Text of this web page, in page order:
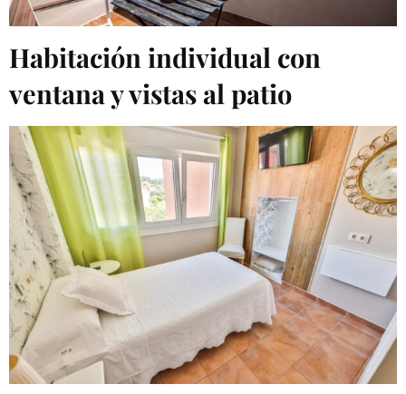
Habitación individual con
ventana y vistas al patio